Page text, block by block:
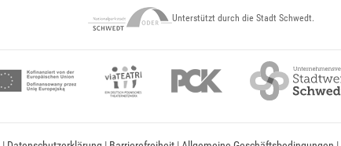
Unterstützt durch die Stadt Schwedt.